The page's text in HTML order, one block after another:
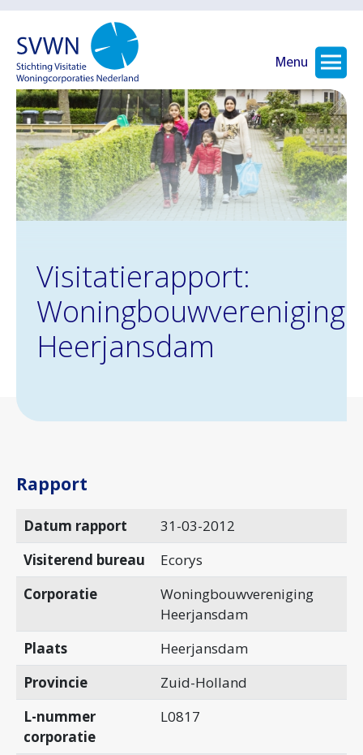
Menu
Visitatierapport:
Woningbouwvereniging
Heerjansdam
Rapport
Datum rapport
31-03-2012
Visiterend bureau
Ecorys
Corporatie
Woningbouwvereniging
Heerjansdam
Plaats
Heerjansdam
Provincie
Zuid-Holland
L-nummer
corporatie
L0817